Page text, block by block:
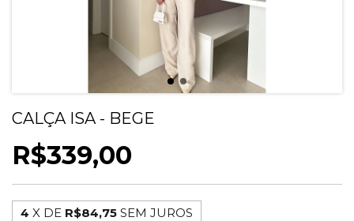
CALÇA ISA - BEGE
R$339,00
4 X DE R$84,75 SEM JUROS